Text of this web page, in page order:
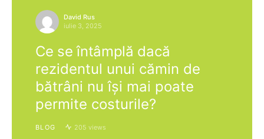
David Rus
iulie 3, 2025
Ce se întâmplă dacă
rezidentul unui cămin de
bătrâni nu își mai poate
permite costurile?
BLOG 205 views